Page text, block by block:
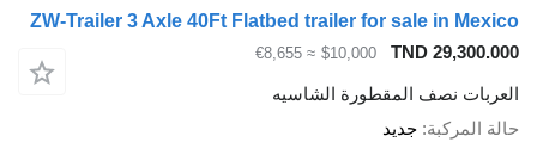
ZW-Trailer 3 Axle 40Ft Flatbed trailer for sale in
TND
$10,000
≈ €8,655
نصف المقطورة الشاسيه
جديد